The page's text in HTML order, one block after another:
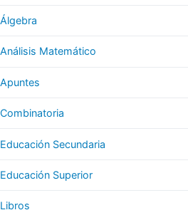
Álgebra
Análisis Matemático
Apuntes
Combinatoria
Educación Secundaria
Educación Superior
Libros